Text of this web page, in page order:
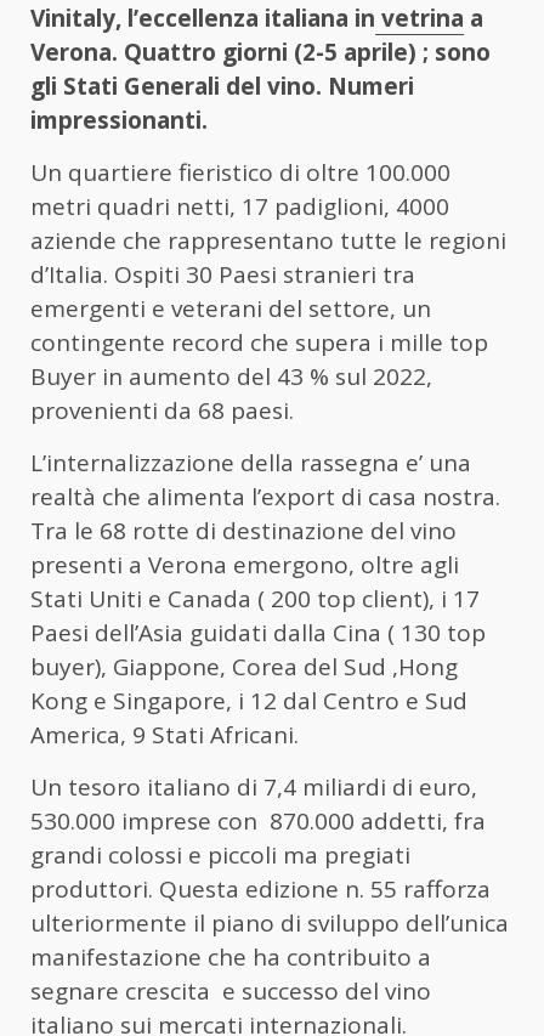
Vinitaly, l’eccellenza italiana in vetrina a
Verona. Quattro giorni (2-5 aprile) ; sono
gli Stati Generali del vino. Numeri
impressionanti.
Un quartiere fieristico di oltre 100.000
metri quadri netti, 17 padiglioni, 4000
aziende che rappresentano tutte le regioni
d’Italia. Ospiti 30 Paesi stranieri tra
emergenti e veterani del settore, un
contingente record che supera i mille top
Buyer in aumento del 43 % sul 2022,
provenienti da 68 paesi.
L’internalizzazione della rassegna e’ una
realtà che alimenta l’export di casa nostra.
Tra le 68 rotte di destinazione del vino
presenti a Verona emergono, oltre agli
Stati Uniti e Canada ( 200 top client), i 17
Paesi dell’Asia guidati dalla Cina ( 130 top
buyer), Giappone, Corea del Sud ,Hong
Kong e Singapore, i 12 dal Centro e Sud
America, 9 Stati Africani.
Un tesoro italiano di 7,4 miliardi di euro,
530.000 imprese con 870.000 addetti, fra
grandi colossi e piccoli ma pregiati
produttori. Questa edizione n. 55 rafforza
ulteriormente il piano di sviluppo dell’unica
manifestazione che ha contribuito a
segnare crescita e successo del vino
italiano sui mercati internazionali.